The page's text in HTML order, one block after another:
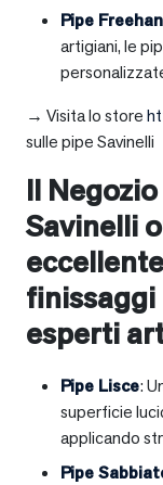
Pipe
artigiani, le
→ Visita lo store
sulle pipe Savinelli
Il
Savinelli
esperti
Pipe Lisce:
superficie
applicando
Pipe